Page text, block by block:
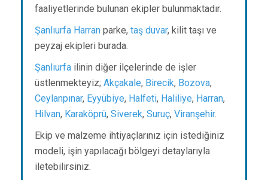
faaliyetlerinde bulunan ekipler bulunmaktadır.
Şanlıurfa Harran parke, taş duvar, kilit taşı ve
peyzaj ekipleri burada.
Şanlıurfa ilinin diğer ilçelerinde de işler
üstlenmekteyiz; Akçakale, Birecik, Bozova,
Ceylanpınar, Eyyübiye, Halfeti, Haliliye, Harran,
Hilvan, Karaköprü, Siverek, Suruç, Viranşehir.
Ekip ve malzeme ihtiyaçlarınız için istediğiniz
modeli, işin yapılacağı bölgeyi detaylarıyla
iletebilirsiniz.